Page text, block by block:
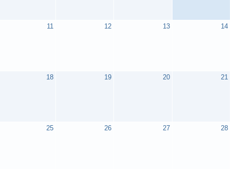
11 12 13 14
18 19 20 21
25 26 27 28